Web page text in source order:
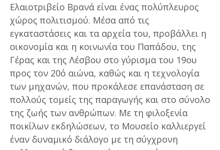
Ελαιοτριβείο Βρανά είναι ένας πολύπλευρος
χώρος πολιτισμού. Μέσα από τις
εγκαταστάσεις και τα αρχεία του, προβάλλει η
οικονομία και η κοινωνία του Παπάδου, της
Γέρας και της Λέσβου στο γύρισμα του 19ου
προς τον 20ό αιώνα, καθώς και η τεχνολογία
των μηχανών, που προκάλεσε επανάσταση σε
πολλούς τομείς της παραγωγής και στο σύνολο
της ζωής των ανθρώπων. Με τη φιλοξενία
ποικίλων εκδηλώσεων, το Μουσείο καλλιεργεί
έναν δυναμικό διάλογο με τη σύγχρονη